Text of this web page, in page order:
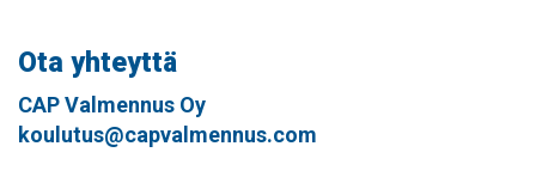
Ota yhteyttä
CAP Valmennus Oy
koulutus@capvalmennus.com